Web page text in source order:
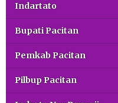
Indartato
Bupati Pacitan
Pemkab Pacitan
Pilbup Pacitan